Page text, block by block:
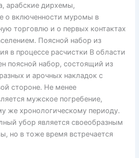
арабские дирхемы,
о включенности муромы в
торговлю и о первых контактах
Поясной набор из
в процессе расчистки В области
поясной набор, состоящий из
и арочных накладок с
стороне. Не менее
мужское погребение,
же хронологическому периоду.
убор является своеобразным
но в тоже время встречается